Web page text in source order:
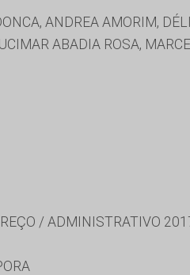
ANDREA AMORIM,
ABADIA ROSA,
/ ADMINISTRATIVO